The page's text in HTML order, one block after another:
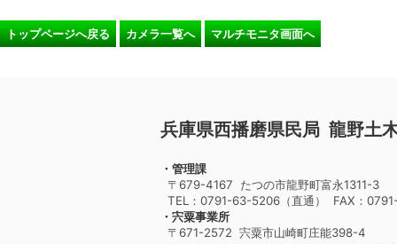
トップページへ戻る カメラ一覧へ マルチモニタ画面へ
兵庫県西播磨県民局 龍野土
・管理課
〒679-4167 たつの市龍野町富永1311-3
TEL：0791-63-5206（直通） FAX：
・宍粟事業所
〒671-2572 宍粟市山崎町庄能398-4